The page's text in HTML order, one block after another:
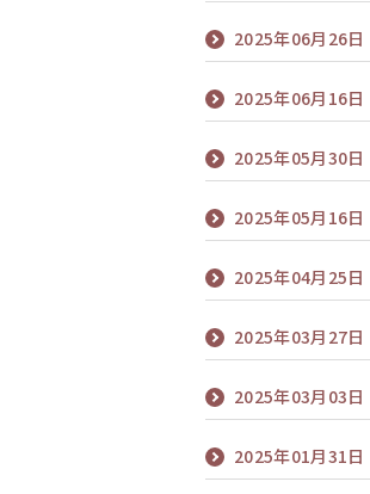
2025年06月26日
2025年06月16日
2025年05月30日
2025年05月16日
2025年04月25日
2025年03月27日
2025年03月03日
2025年01月31日